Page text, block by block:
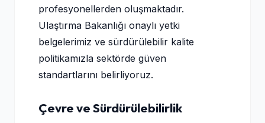
profesyonellerden oluşmaktadır.
Ulaştırma Bakanlığı onaylı yetki
belgelerimiz ve sürdürülebilir kalite
politikamızla sektörde güven
standartlarını belirliyoruz.
Çevre ve Sürdürülebilirlik